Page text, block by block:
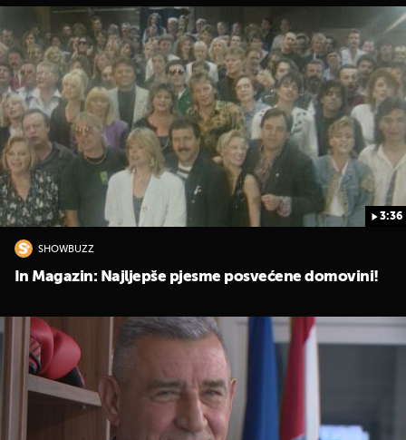
3:36
SHOWBUZZ
In Magazin: Najljepše pjesme posvećene domovini!